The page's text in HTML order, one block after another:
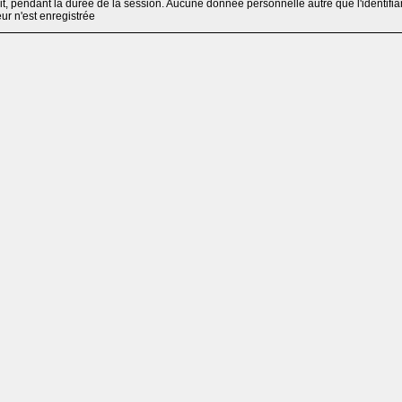
pendant la durée de la session. Aucune donnée personnelle autre que
n'est enregistrée